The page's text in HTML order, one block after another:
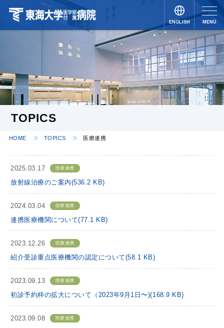
ENGLISH
JAPANESE
MENU
TOPICS
HOME TOPICS 医療連携
2025.03.17 医療連携
放射線治療のご案内(536.2 KB)
2024.03.04 医療連携
連携医療機関について(77.1 KB)
2023.12.26 医療連携
紹介受診重点医療機関の認定について(58.1 KB)
2023.09.13 医療連携
初診予約枠の拡⼤について（2023年9⽉1⽇〜)(168.9 KB)
2023.09.08 医療連携